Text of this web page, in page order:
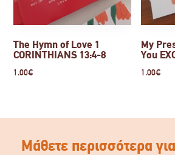
The Hymn of Love 1
CORINTHIANS 13:4-8
1.00€
My
You
1.00€
Μάθετε περισσότερα